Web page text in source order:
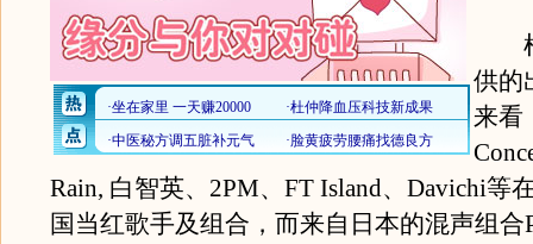
根
供的
来看
Rain, 白智英、2PM、FT Island、Davichi等
国当红歌手及组合，而来自日本的混声组合